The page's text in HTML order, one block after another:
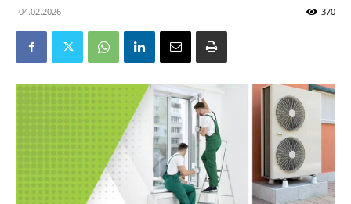
04.02.2026 370